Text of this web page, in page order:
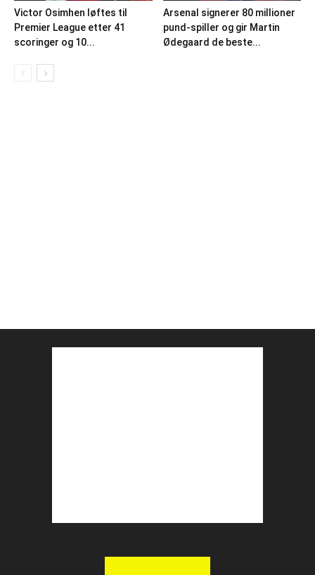
Victor Osimhen løftes til
Premier League etter 41
scoringer og 10...
Arsenal signerer 80 millioner
pund-spiller og gir Martin
Ødegaard de beste...